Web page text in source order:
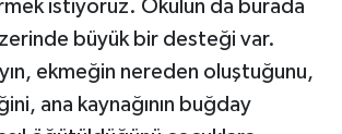
istiyoruz. Okulun da burada
büyük bir desteği var.
ekmeğin nereden oluştuğunu,
ana kaynağının buğday